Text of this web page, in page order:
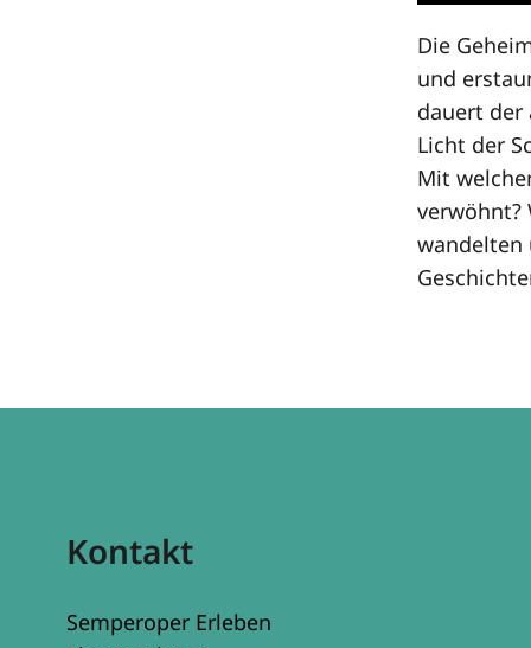
Die
und
dauert der
Licht der
Mit
verwöhnt?
wandelten
Kontakt
Semperoper Erleben